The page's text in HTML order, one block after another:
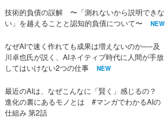
技術的負債の誤解 〜「測れないから説明できな
い」を越えることと認知的負債について〜
NEW
なぜAIで速く作れても成果は増えないのか──及
川卓也氏が説く、AIネイティブ時代に人間が手放
してはいけない2つの仕事
NEW
最近のAIは、なぜこんなに「賢く」感じるの？
進化の裏にあるモノとは #マンガでわかるAIの
仕組み 第2話